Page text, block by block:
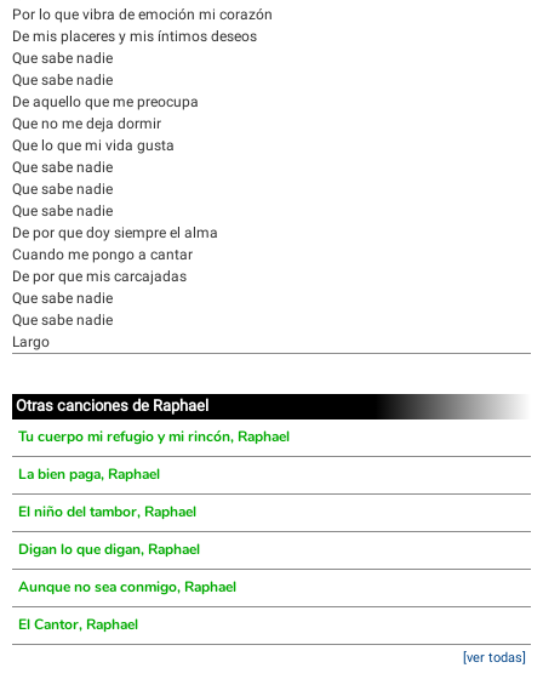
Por lo que vibra de emoción mi corazón
De mis placeres y mis íntimos deseos
Que sabe nadie
Que sabe nadie
De aquello que me preocupa
Que no me deja dormir
Que lo que mi vida gusta
Que sabe nadie
Que sabe nadie
Que sabe nadie
De por que doy siempre el alma
Cuando me pongo a cantar
De por que mis carcajadas
Que sabe nadie
Que sabe nadie
Largo
Otras canciones de Raphael
Tu cuerpo mi refugio y mi rincón, Raphael
La bien paga, Raphael
El niño del tambor, Raphael
Digan lo que digan, Raphael
Aunque no sea conmigo, Raphael
El Cantor, Raphael
[ver todas]